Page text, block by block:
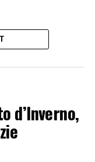
d’Inverno,